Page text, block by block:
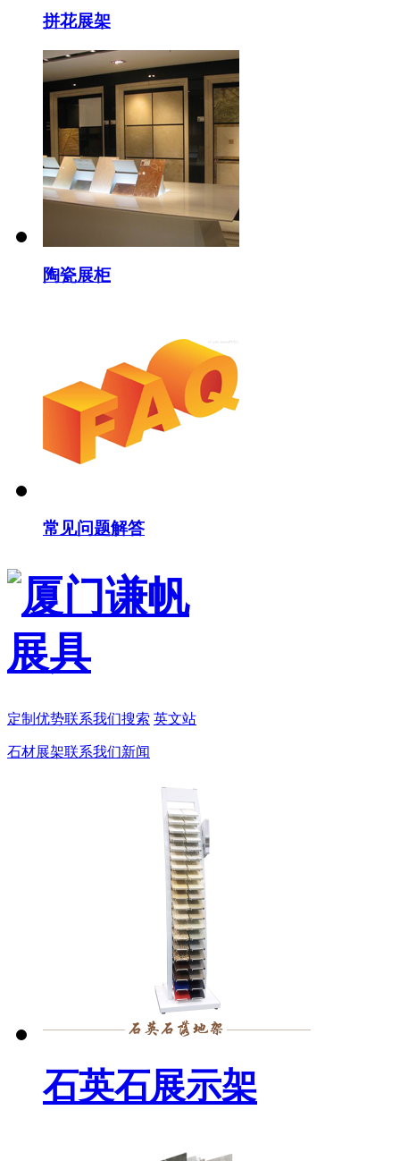
拼花展架
陶瓷展柜
常见问题解答
定制 优势联系我们搜索 英文站
石材展架联系我们新闻
石英石展示架